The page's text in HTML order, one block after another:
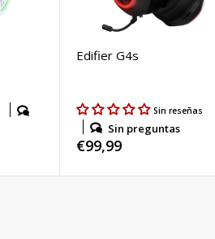
Edifier G4s
Sin reseñas
Sin preguntas
Precio
€99,99